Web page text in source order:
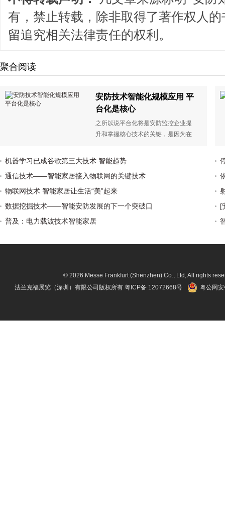
有，禁止转载，除非取得了著作权人
留追究相关法律责任的权利。
聚合阅读
安防技术智能化规模应用 平
台化是核心
之所以说平台化将是安防监控企业提
升和掌握核心技术的关键，是因为在
商在推广行业系统解决方案的时候，
合，这就离不开软件平台极其配套的
硬件设备的支持...
机器学习已成谷歌第三大技术 智能趋势
通信技术——智能家居接入物联网的关键技术
物联网技术 智能家居让生活“美”起来
数据挖掘技术——智能安防发展的下一个突破口
普及：电力载波技术智能家居
[
© 2026 Messe Frankfurt (Shenzhen) Co., Ltd, All rights
法兰克福展览（深圳）有限公司版权所有 粤ICP备 12072668号 粤公网